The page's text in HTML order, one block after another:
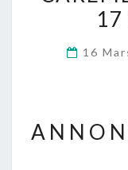
16
A N N O